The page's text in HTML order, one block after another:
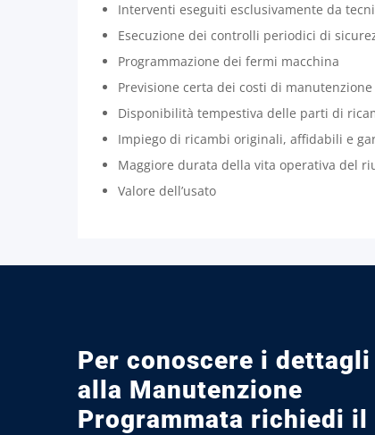
Interventi eseguiti esclusivamente da
Esecuzione dei controlli periodici di
Programmazione dei fermi macchina
Previsione certa dei costi di manutenzione
Disponibilità tempestiva delle parti di
Impiego di ricambi originali, affidabili e
Maggiore durata della vita operativa del
Valore dell’usato
Per conoscere i
alla Manutenzione
Programmata richiedi il